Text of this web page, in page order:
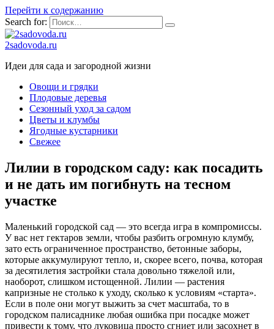
Перейти к содержанию
Search for:
2sadovoda.ru
Идеи для сада и загородной жизни
Овощи и грядки
Плодовые деревья
Сезонный уход за садом
Цветы и клумбы
Ягодные кустарники
Свежее
Лилии в городском саду: как посадить
и не дать им погибнуть на тесном
участке
Маленький городской сад — это всегда игра в компромиссы.
У вас нет гектаров земли, чтобы разбить огромную клумбу,
зато есть ограниченное пространство, бетонные заборы,
которые аккумулируют тепло, и, скорее всего, почва, которая
за десятилетия застройки стала довольно тяжелой или,
наоборот, слишком истощенной. Лилии — растения
капризные не столько к уходу, сколько к условиям «старта».
Если в поле они могут выжить за счет масштаба, то в
городском палисаднике любая ошибка при посадке может
привести к тому, что луковица просто сгниет или засохнет в